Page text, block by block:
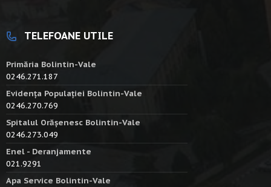
TELEFOANE UTILE
Primăria Bolintin-Vale
0246.271.187
Evidența Populației Bolintin-Vale
0246.270.769
Spitalul Orășenesc Bolintin-Vale
0246.273.049
Enel - Deranjamente
021.9291
Apa Service Bolintin-Vale